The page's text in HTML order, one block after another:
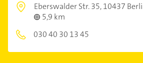
Eberswalder Str. 35,10437
5,9 km
030 40 30 13 45